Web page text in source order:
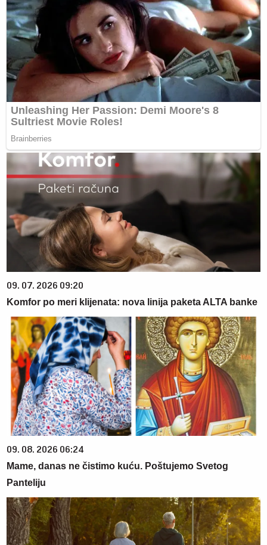
09. 07. 2026 09:20
Komfor po meri klijenata: nova linija paketa ALTA banke
09. 08. 2026 06:24
Mame, danas ne čistimo kuću. Poštujemo Svetog
Panteliju